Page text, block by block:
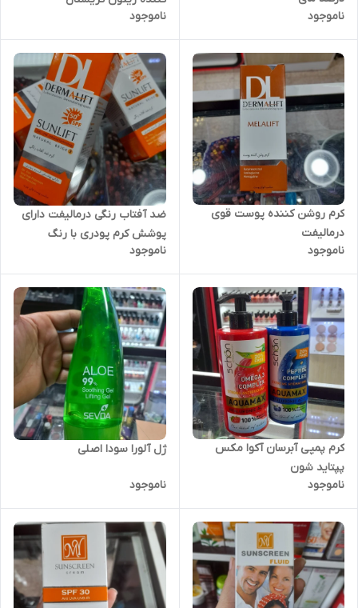
ناموجود
ناموجود
کرم روشن کننده پوست قوی
درمالیفت
ناموجود
ضد آفتاب رنگی درمالیفت دارای
پوشش کرم پودری با رنگ
چرب SPF50
ناموجود
کرم پمپی آبرسان آکوا مکس
پپتاید شون
ناموجود
ژل آلورا سودا اصلی
ناموجود